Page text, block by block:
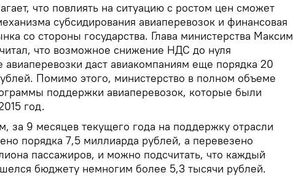
что повлиять на ситуацию с ростом цен сможет
субсидирования авиаперевозок и финансовая
со стороны государства. Глава министерства Максим
что возможное снижение НДС до нуля
авиаперевозки даст авиакомпаниям еще порядка 20
Помимо этого, министерство в полном объеме
поддержки авиаперевозок, которые были
год.
за 9 месяцев текущего года на поддержку отрасли
порядка 7,5 миллиарда рублей, а перевезено
пассажиров, и можно подсчитать, что каждый
бюджету немногим более 5,3 тысячи рублей.